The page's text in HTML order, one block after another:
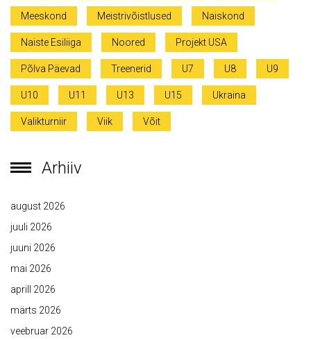
Meeskond Meistrivõistlused Naiskond
Naiste Esiliiga Noored Projekt USA
Põlva Päevad Treenerid U7 U8 U9
U10 U11 U13 U15 Ukraina
Valikturniir Viik Võit
Arhiiv
august 2026
juuli 2026
juuni 2026
mai 2026
aprill 2026
märts 2026
veebruar 2026